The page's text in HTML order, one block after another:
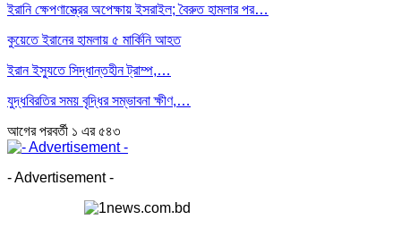
ইরানি ক্ষেপণাস্ত্রের অপেক্ষায় ইসরাইল; বৈরুত হামলার পর…
কুয়েতে ইরানের হামলায় ৫ মার্কিনি আহত
ইরান ইস্যুতে সিদ্ধান্তহীন ট্রাম্প,…
যুদ্ধবিরতির সময় বৃদ্ধির সম্ভাবনা ক্ষীণ,…
আগেরপরবর্তী ১ এর ৫৪৩
- Advertisement -